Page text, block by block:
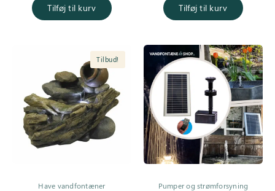
9.945,00 kr..
Tilføj til kurv Tilføj til kurv
Tilbud!
Have vandfontæner Pumper og strømforsyning